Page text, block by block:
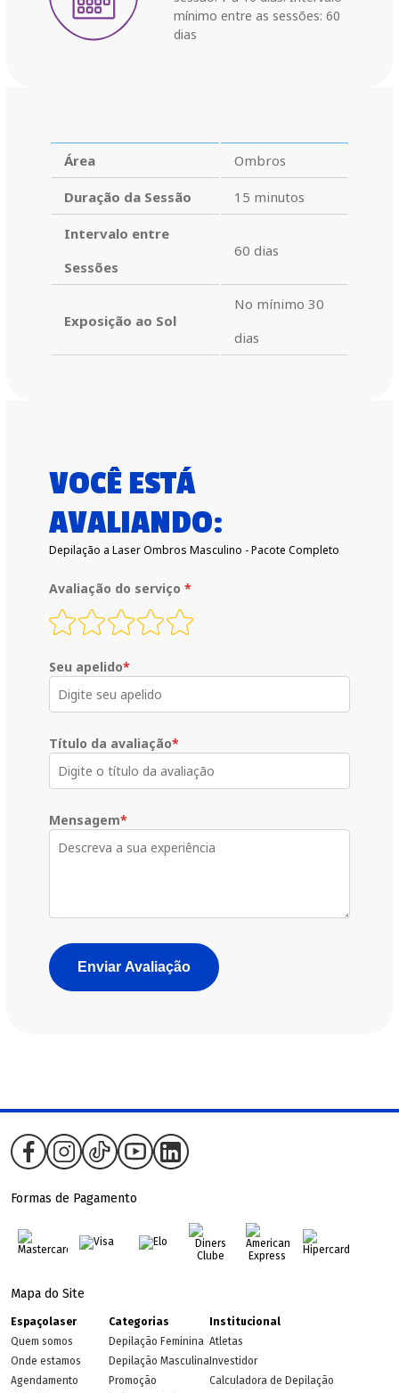
mínimo entre as sessões: 60
dias
Área Ombros
Duração da Sessão 15 minutos
Intervalo entre
Sessões
60 dias
Exposição ao Sol
No mínimo 30
dias
VOCÊ ESTÁ
AVALIANDO:
Depilação a Laser Ombros Masculino - Pacote Completo
Avaliação do serviço *
Seu apelido*
Título da avaliação*
Mensagem*
Enviar Avaliação
Formas de Pagamento
Mapa do Site
Espaçolaser
Quem somos
Onde estamos
Agendamento
Categorias
Depilação Feminina
Depilação Masculina
Promoção
Institucional
Atletas
Investidor
Calculadora de Depilação